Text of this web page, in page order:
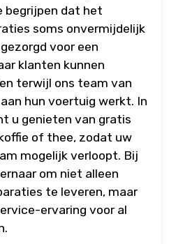
begrijpen dat het
soms onvermijdelijk
voor een
klanten kunnen
terwijl ons team van
hun voertuig werkt. In
u genieten van gratis
of thee, zodat uw
mogelijk verloopt. Bij
om niet alleen
te leveren, maar
ervaring voor al